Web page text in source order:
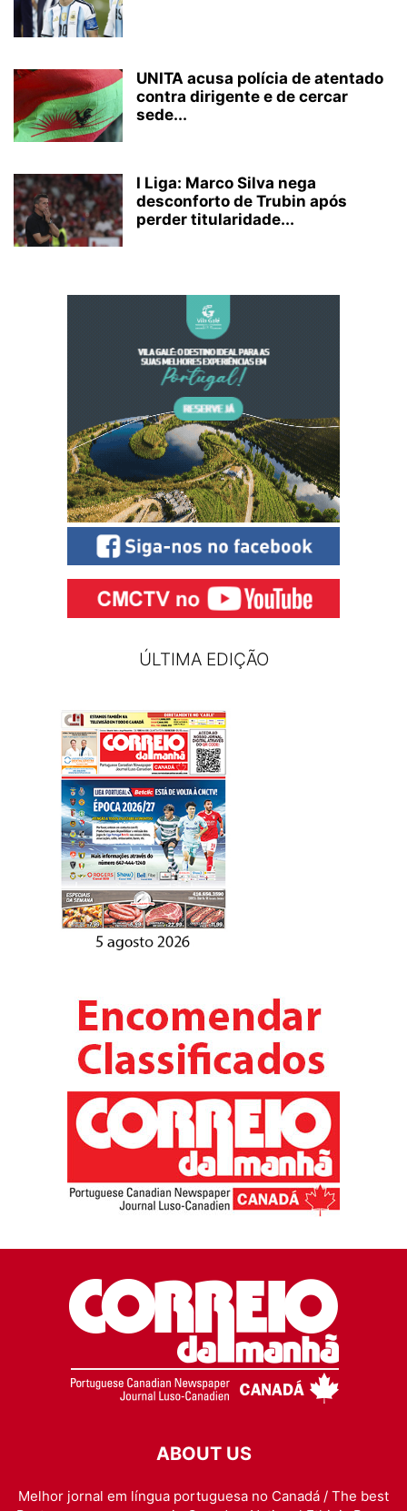
UNITA acusa polícia de atentado
contra dirigente e de cercar
sede...
I Liga: Marco Silva nega
desconforto de Trubin após
perder titularidade...
ÚLTIMA EDIÇÃO
ABOUT US
Melhor jornal em língua portuguesa no Canadá / The best